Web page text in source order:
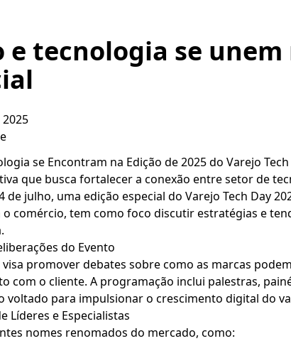
e tecnologia se
se Encontram na Edição de 2025 do Varejo
que busca fortalecer a conexão entre setor de
de julho, uma edição especial do Varejo Tech Day
o comércio, tem como foco discutir estratégias e
do Evento
promover debates sobre como as marcas
com o cliente. A programação inclui palestras,
voltado para impulsionar o crescimento digital do
Líderes e Especialistas
nomes renomados do mercado, como: